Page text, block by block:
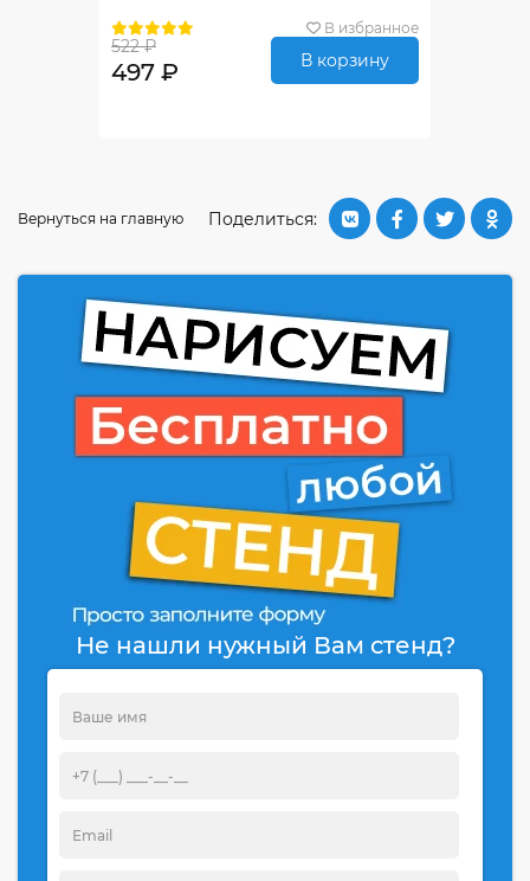
В избранное
522 ₽
497 ₽ В корзину
Поделиться:
Вернуться на главную
Не нашли нужный Вам стенд?